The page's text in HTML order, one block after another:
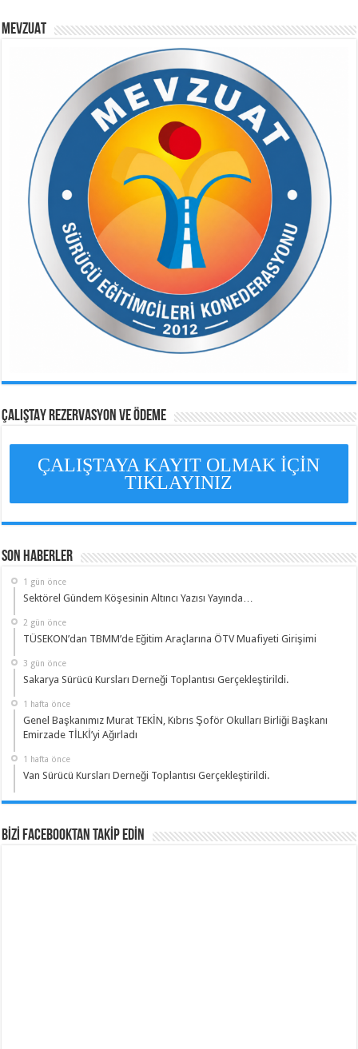
MEVZUAT
ÇALIŞTAY REZERVASYON VE ÖDEME
ÇALIŞTAYA KAYIT OLMAK İÇİN
TIKLAYINIZ
Son Haberler
1 gün önce
Sektörel Gündem Köşesinin Altıncı Yazısı Yayında…
2 gün önce
TÜSEKON’dan TBMM’de Eğitim Araçlarına ÖTV Muafiyeti Girişimi
3 gün önce
Sakarya Sürücü Kursları Derneği Toplantısı Gerçekleştirildi.
1 hafta önce
Genel Başkanımız Murat TEKİN, Kıbrıs Şoför Okulları Birliği Başkanı
Emirzade TİLKİ’yi Ağırladı
1 hafta önce
Van Sürücü Kursları Derneği Toplantısı Gerçekleştirildi.
BİZİ Facebooktan TAKİP EDİN